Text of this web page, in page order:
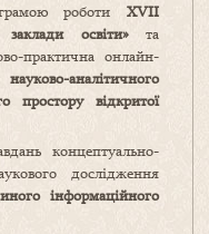
роботиXVІІ
освіти»та
практична онлайн-
аналітичного
простору відкритої
концептуально-
дослідження
інформаційного